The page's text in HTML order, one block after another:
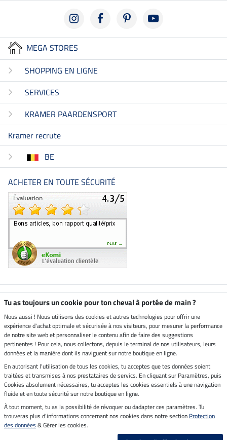
MEGA STORES
SHOPPING EN LIGNE
SERVICES
KRAMER PAARDENSPORT
Kramer recrute
BE
ACHETER EN TOUTE SÉCURITÉ
Boutique climatiquement
Livraison par
Paiement sécurisé
Mentions légales
Tu as toujours un cookie pour ton cheval à portée de main ?
Nous aussi ! Nous utilisons des cookies et autres technologies pour offrir une
expérience d'achat optimale et sécurisée à nos visiteurs, pour mesurer la performance
de notre site web et personnaliser le contenu afin de faire des suggestions
pertinentes ! Pour cela, nous collectons, depuis le terminal de nos utilisateurs, leurs
données et la manière dont ils naviguent sur notre boutique en ligne.
En autorisant l'utilisation de tous les cookies, tu acceptes que tes données soient
traitées et transmises à nos prestataires de servics. En cliquant sur Paramètres, puis
Cookies absolument nécessaires, tu acceptes les cookies essentiels à une navigation
fluide et en toute sécurité sur notre boutique en ligne.
À tout moment, tu as la possibilité de révoquer ou dadapter ces paramètres. Tu
trouveras plus d'informations concernant nos cookies dans notre section Protection
des données & Gérer les cookies.